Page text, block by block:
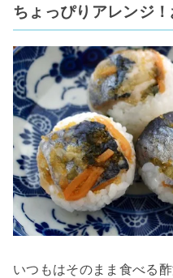
ちょっぴりアレンジ
いつもはそのまま食べる